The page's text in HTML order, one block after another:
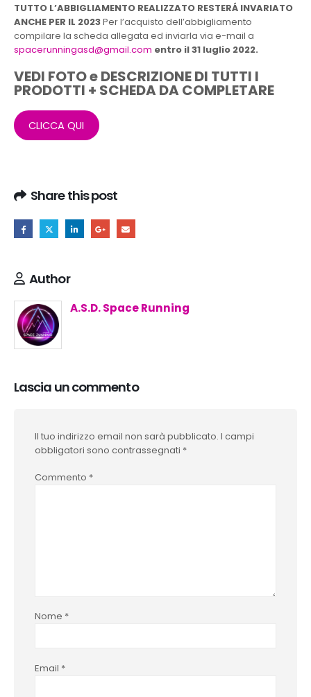
TUTTO L’ABBIGLIAMENTO REALIZZATO RESTERÁ INVARIATO
ANCHE PER IL 2023Per l’acquisto dell’abbigliamento
compilare la scheda allegata ed inviarla via e-mail a
spacerunningasd@gmail.com entro il 31 luglio 2022.
VEDI FOTO e DESCRIZIONE DI TUTTI I
PRODOTTI + SCHEDA DA COMPLETARE
CLICCA QUI
Share this post
Author
A.S.D. Space Running
Lascia un commento
Il tuo indirizzo email non sarà pubblicato. I campi
obbligatori sono contrassegnati *
Commento *
Nome *
Email *